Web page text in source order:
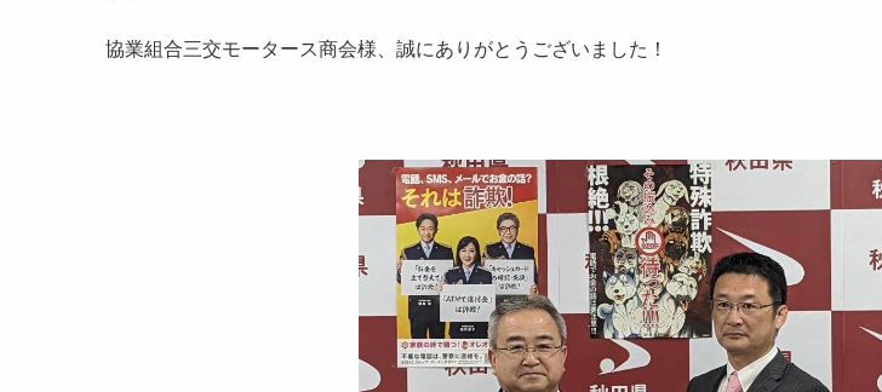
協業組合三交モータース商会様、誠にありがとうございました！